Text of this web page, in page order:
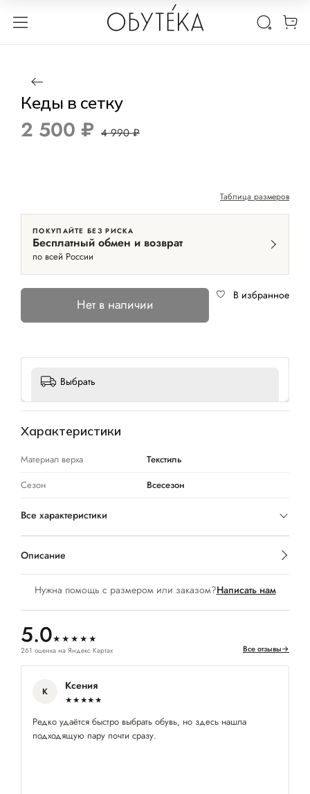
1 / 12
Кеды в сетку
2 500 ₽ 4 990 ₽
Таблица размеров
ПОКУПАЙТЕ БЕЗ РИСКА
Бесплатный обмен и возврат
по всей России
Нет в наличии
В избранное
Выбрать
Нужна помощь с размером или заказом?Написать нам
5.0★★★★★
261 оценка на Яндекс Картах Все отзывы→
К Ксения
★★★★★
Редко удаётся быстро выбрать обувь, но здесь нашла
подходящую пару почти сразу.
Характеристики
Материал верха
Текстиль
Сезон
Всесезон
Все характеристики
Описание